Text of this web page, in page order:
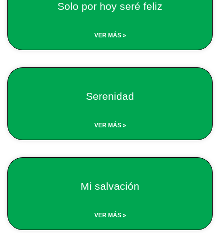
Solo por hoy seré feliz
VER MÁS »
Serenidad
VER MÁS »
Mi salvación
VER MÁS »